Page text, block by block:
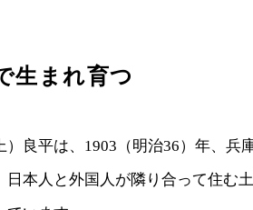
生まれ育つ
）良平は、1903（明治36）年、兵
日本人と外国人が隣り合って住む